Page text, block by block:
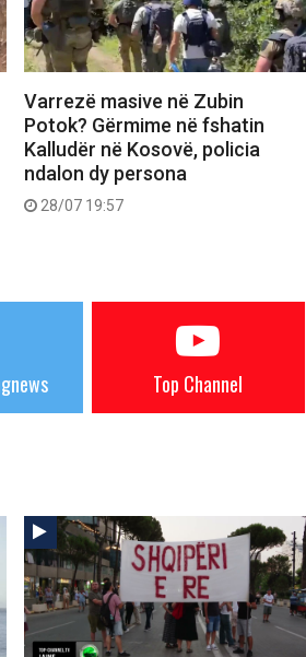
Varrezë masive në Zubin
Potok? Gërmime në fshatin
Kalludër në Kosovë, policia
ndalon dy persona
28/07 19:57
Top Channel